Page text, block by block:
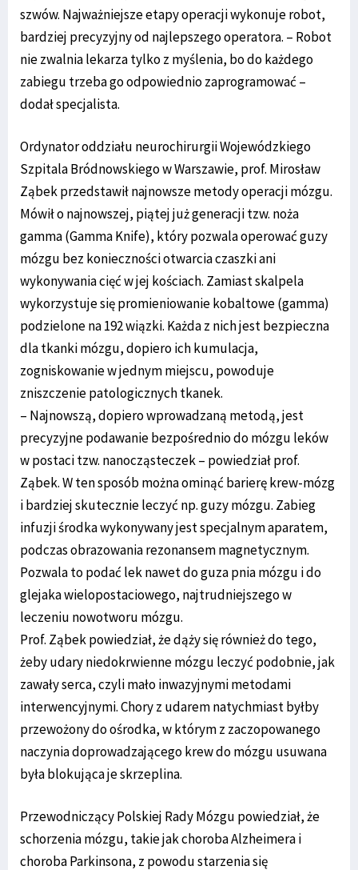
szwów. Najważniejsze etapy operacji wykonuje robot,
bardziej precyzyjny od najlepszego operatora. – Robot
nie zwalnia lekarza tylko z myślenia, bo do każdego
zabiegu trzeba go odpowiednio zaprogramować –
dodał specjalista.
Ordynator oddziału neurochirurgii Wojewódzkiego
Szpitala Bródnowskiego w Warszawie, prof. Mirosław
Ząbek przedstawił najnowsze metody operacji mózgu.
Mówił o najnowszej, piątej już generacji tzw. noża
gamma (Gamma Knife), który pozwala operować guzy
mózgu bez konieczności otwarcia czaszki ani
wykonywania cięć w jej kościach. Zamiast skalpela
wykorzystuje się promieniowanie kobaltowe (gamma)
podzielone na 192 wiązki. Każda z nich jest bezpieczna
dla tkanki mózgu, dopiero ich kumulacja,
zogniskowanie w jednym miejscu, powoduje
zniszczenie patologicznych tkanek.
– Najnowszą, dopiero wprowadzaną metodą, jest
precyzyjne podawanie bezpośrednio do mózgu leków
w postaci tzw. nanocząsteczek – powiedział prof.
Ząbek. W ten sposób można ominąć barierę krew-mózg
i bardziej skutecznie leczyć np. guzy mózgu. Zabieg
infuzji środka wykonywany jest specjalnym aparatem,
podczas obrazowania rezonansem magnetycznym.
Pozwala to podać lek nawet do guza pnia mózgu i do
glejaka wielopostaciowego, najtrudniejszego w
leczeniu nowotworu mózgu.
Prof. Ząbek powiedział, że dąży się również do tego,
żeby udary niedokrwienne mózgu leczyć podobnie, jak
zawały serca, czyli mało inwazyjnymi metodami
interwencyjnymi. Chory z udarem natychmiast byłby
przewożony do ośrodka, w którym z zaczopowanego
naczynia doprowadzającego krew do mózgu usuwana
była blokująca je skrzeplina.
Przewodniczący Polskiej Rady Mózgu powiedział, że
schorzenia mózgu, takie jak choroba Alzheimera i
choroba Parkinsona, z powodu starzenia się